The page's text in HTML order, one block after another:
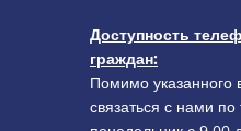
Доступность
граждан:
Помимо
связаться с нами